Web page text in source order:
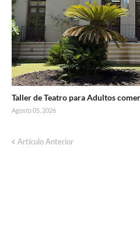
Taller de Teatro para Adultos
Agosto 05, 2026
Artículo Anterior